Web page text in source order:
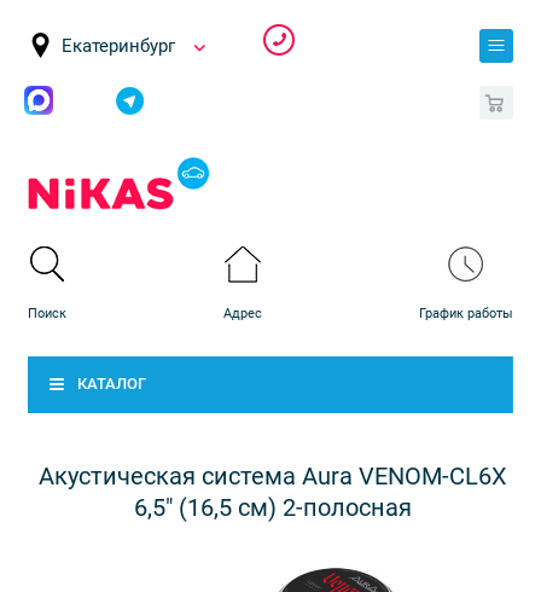
Екатеринбург
КАТАЛОГ
Акустическая система Aura VENOM-CL6X
6,5" (16,5 см) 2-полосная